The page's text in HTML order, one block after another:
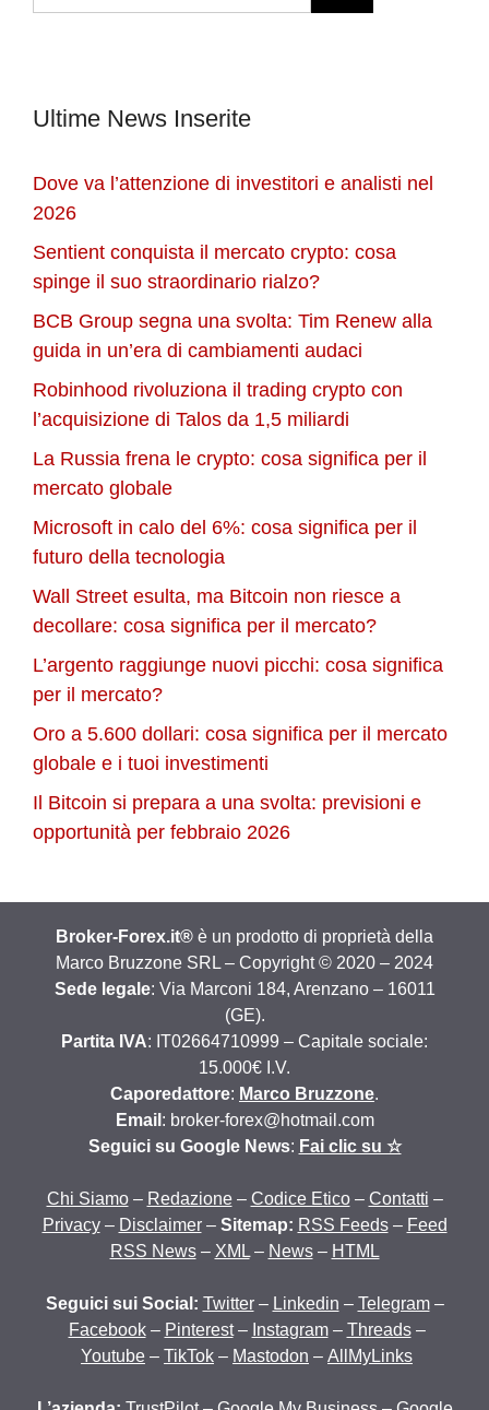
Ultime News Inserite
Dove va l’attenzione di investitori e analisti nel
2026
Sentient conquista il mercato crypto: cosa
spinge il suo straordinario rialzo?
BCB Group segna una svolta: Tim Renew alla
guida in un’era di cambiamenti audaci
Robinhood rivoluziona il trading crypto con
l’acquisizione di Talos da 1,5 miliardi
La Russia frena le crypto: cosa significa per il
mercato globale
Microsoft in calo del 6%: cosa significa per il
futuro della tecnologia
Wall Street esulta, ma Bitcoin non riesce a
decollare: cosa significa per il mercato?
L’argento raggiunge nuovi picchi: cosa significa
per il mercato?
Oro a 5.600 dollari: cosa significa per il mercato
globale e i tuoi investimenti
Il Bitcoin si prepara a una svolta: previsioni e
opportunità per febbraio 2026
Broker-Forex.it® è un prodotto di proprietà della
Marco Bruzzone SRL – Copyright © 2020 – 2024
Sede legale: Via Marconi 184, Arenzano – 16011
(GE).
Partita IVA: IT02664710999 – Capitale sociale:
15.000€ I.V.
Caporedattore: Marco Bruzzone.
Email : broker-forex@hotmail.com
Seguici su Google News: Fai clic su ☆
Chi Siamo– Redazione– Codice Etico– Contatti –
Privacy– Disclaimer– Sitemap: RSS Feeds– Feed
RSS News– XML– News– HTML
Seguici sui Social: Twitter– Linkedin – Telegram–
Facebook– Pinterest– Instagram– Threads–
Youtube – TikTok – Mastodon – AllMyLinks